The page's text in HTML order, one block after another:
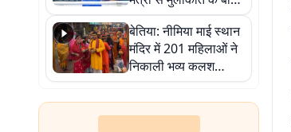
जैसमीन लंबोरिया का बड़ा
बयान
बेतिया: नीमिया माई स्थान
मंदिर में 201 महिलाओं ने
निकाली भव्य कलश
शोभायात्रा, शिवलिंग
प्राण-प्रतिष्ठा महोत्सव
शुरू